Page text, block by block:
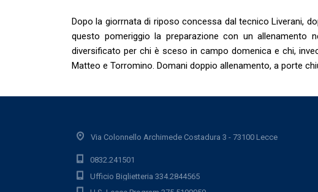
Dopo la giorrnata di riposo concessa dal tecnico Liverani,
questo pomeriggio la preparazione con un
diversificato per chi è sceso in campo domenica e chi,
Matteo e Torromino. Domani doppio allenamento, a porte
Via Colonnello Archimede Costadura 3 - 73100 Lecce
0832.241501
Ufficio Biglietteria 334.2844565